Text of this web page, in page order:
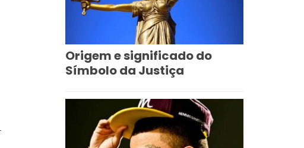
Origem e significado do
Símbolo da Justiça